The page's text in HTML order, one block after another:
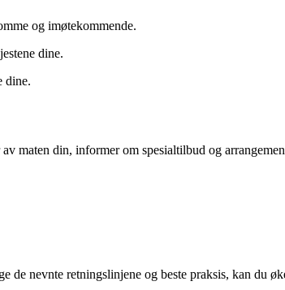
og imøtekommende.
dine.
dine.
maten din, informer om spesialtilbud og
nevnte retningslinjene og beste praksis, kan du